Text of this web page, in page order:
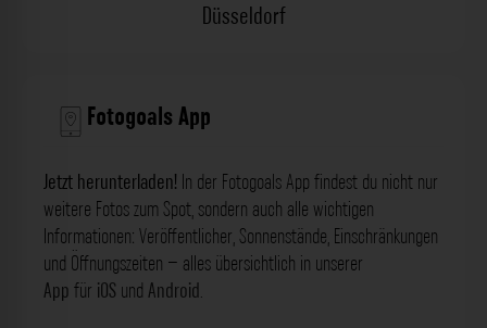
Düsseldorf
Fotogoals App
Jetzt herunterladen! In der Fotogoals App findest du nicht nur
weitere Fotos zum Spot, sondern auch alle wichtigen
Informationen: Veröffentlicher, Sonnenstände, Einschränkungen
und Öffnungszeiten – alles übersichtlich in unserer
App für iOS und Android.